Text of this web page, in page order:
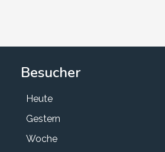
Besucher
Heute
Gestern
Woche